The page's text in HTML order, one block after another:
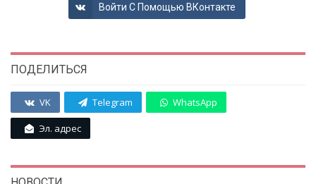
Войти С Помощью ВКонтакте
ПОДЕЛИТЬСЯ
VK Telegram WhatsApp
Эл. адрес